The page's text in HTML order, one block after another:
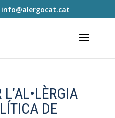
info@alergocat.cat
DE